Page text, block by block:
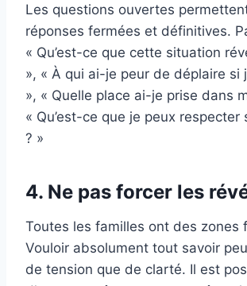
Les questions ouvertes
réponses fermées et définitives.
« Qu’est-ce que cette situation
», « À qui ai-je peur de déplaire si
», « Quelle place ai-je prise dans
« Qu’est-ce que je peux respecter
? »
4. Ne pas forcer les
Toutes les familles ont des zones
Vouloir absolument tout savoir
de tension que de clarté. Il est